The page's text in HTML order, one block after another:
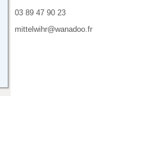
03 89 47 90 23
mittelwihr@wanadoo.fr